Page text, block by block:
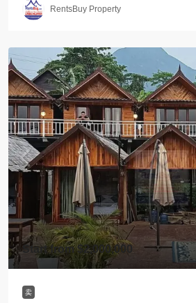
RentsBuy Property
Start from$2,000,000
卖